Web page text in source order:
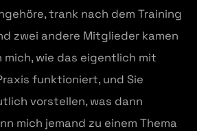
trank nach dem Training
zwei andere Mitglieder kamen
wie das eigentlich mit
funktioniert, und Sie
vorstellen, was dann
mich jemand zu einem Thema